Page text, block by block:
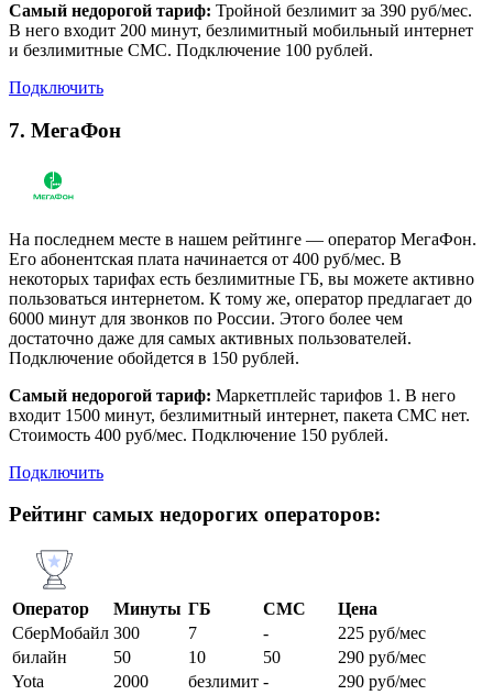
Самый недорогой тариф: Тройной безлимит за 390 руб/мес.
В него входит 200 минут, безлимитный мобильный интернет
и безлимитные СМС. Подключение 100 рублей.
Подключить
7. МегаФон
На последнем месте в нашем рейтинге — оператор МегаФон.
Его абонентская плата начинается от 400 руб/мес. В
некоторых тарифах есть безлимитные ГБ, вы можете активно
пользоваться интернетом. К тому же, оператор предлагает до
6000 минут для звонков по России. Этого более чем
достаточно даже для самых активных пользователей.
Подключение обойдется в 150 рублей.
Самый недорогой тариф: Маркетплейс тарифов 1. В него
входит 1500 минут, безлимитный интернет, пакета СМС нет.
Стоимость 400 руб/мес. Подключение 150 рублей.
Подключить
Рейтинг самых недорогих операторов:
Оператор Минуты ГБ СМС
Цена
СберМобайл 300 7 -
225 руб/мес
билайн
50 10 50
290 руб/мес
Yota
2000 безлимит -
290 руб/мес